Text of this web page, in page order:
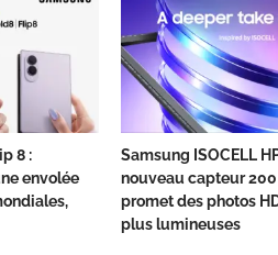
8 :
envolée
Samsung ISOCELL
nouveau capteur
promet des photos
plus lumineuses